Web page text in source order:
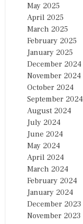
May 2025
April 2025
March 2025
February 2025
January 2025
December 2024
November 2024
October 2024
September 2024
August 2024
July 2024
June 2024
May 2024
April 2024
March 2024
February 2024
January 2024
December 2023
November 2023